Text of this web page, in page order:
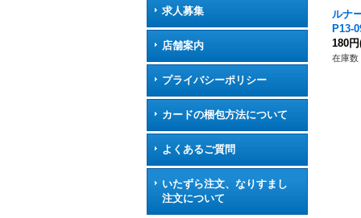
求人募集
店舗案内
プライバシーポリシー
カードの梱包方法について
よくあるご質問
いたずら注文、なりすまし
注文について
ルナ
P13-
180円
在庫数